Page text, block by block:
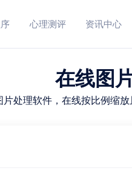
心理测评 资讯中心
在线图
处理软件，在线按比例缩